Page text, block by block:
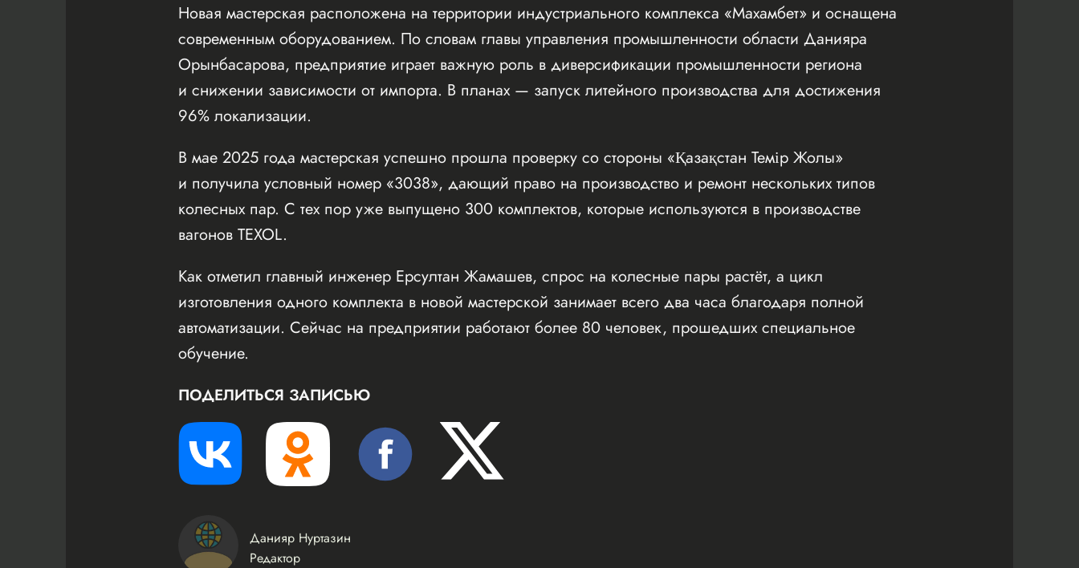
Новая мастерская расположена на территории индустриального комплекса «Махамбет» и оснащена
современным оборудованием. По словам главы управления промышленности области Данияра
Орынбасарова, предприятие играет важную роль в диверсификации промышленности региона
и снижении зависимости от импорта. В планах — запуск литейного производства для достижения
96% локализации.
В мае 2025 года мастерская успешно прошла проверку со стороны «Қазақстан Темір Жолы»
и получила условный номер «3038», дающий право на производство и ремонт нескольких типов
колесных пар. С тех пор уже выпущено 300 комплектов, которые используются в производстве
вагонов TEXOL.
Как отметил главный инженер Ерсултан Жамашев, спрос на колесные пары растёт, а цикл
изготовления одного комплекта в новой мастерской занимает всего два часа благодаря полной
автоматизации. Сейчас на предприятии работают более 80 человек, прошедших специальное
обучение.
ПОДЕЛИТЬСЯ ЗАПИСЬЮ
Данияр Нуртазин
Редактор